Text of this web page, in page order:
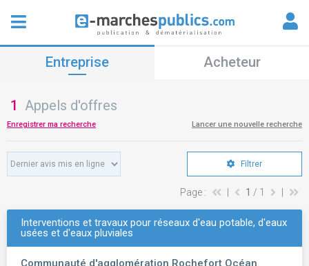
Entreprise Acheteur
1 Appels d'offres
Enregistrer ma recherche Lancer une nouvelle recherche
Filtrer
Page : 1 / 1
Interventions et travaux pour réseaux d'eau potable, d'eaux
usées et d'eaux pluviales
Communauté d'agglomération Rochefort Océan